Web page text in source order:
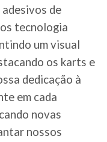
de
tecnologia
um visual
os karts e
dedicação à
em cada
novas
nossos